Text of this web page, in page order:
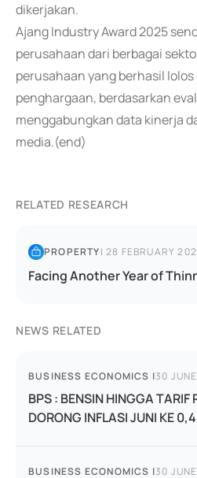
dikerjakan.
Ajang Industry Award 2025
perusahaan dari berbagai
perusahaan yang berhasil
penghargaan, berdasarkan
menggabungkan data kinerja
media.(end)
RELATED RESEARCH
PROPERTY|28 FEBRUARY
Facing Another Year of
NEWS RELATED
BUSINESS ECONOMICS |30
BPS : BENSIN HINGGA TARIF
DORONG INFLASI JUNI KE
BUSINESS ECONOMICS |30